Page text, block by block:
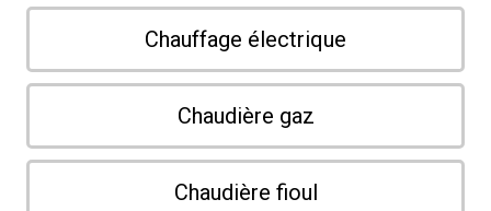
Chauffage électrique
Chaudière gaz
Chaudière fioul